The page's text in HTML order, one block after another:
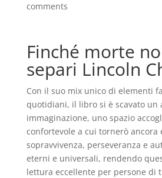
comments
Finché morte
separi Lincoln
Con il suo mix unico di elementi
quotidiani, il libro si è scavato un
immaginazione, uno spazio
confortevole a cui tornerò ancora
sopravvivenza, perseveranza e
eterni e universali, rendendo
lettura eccellente per persone di